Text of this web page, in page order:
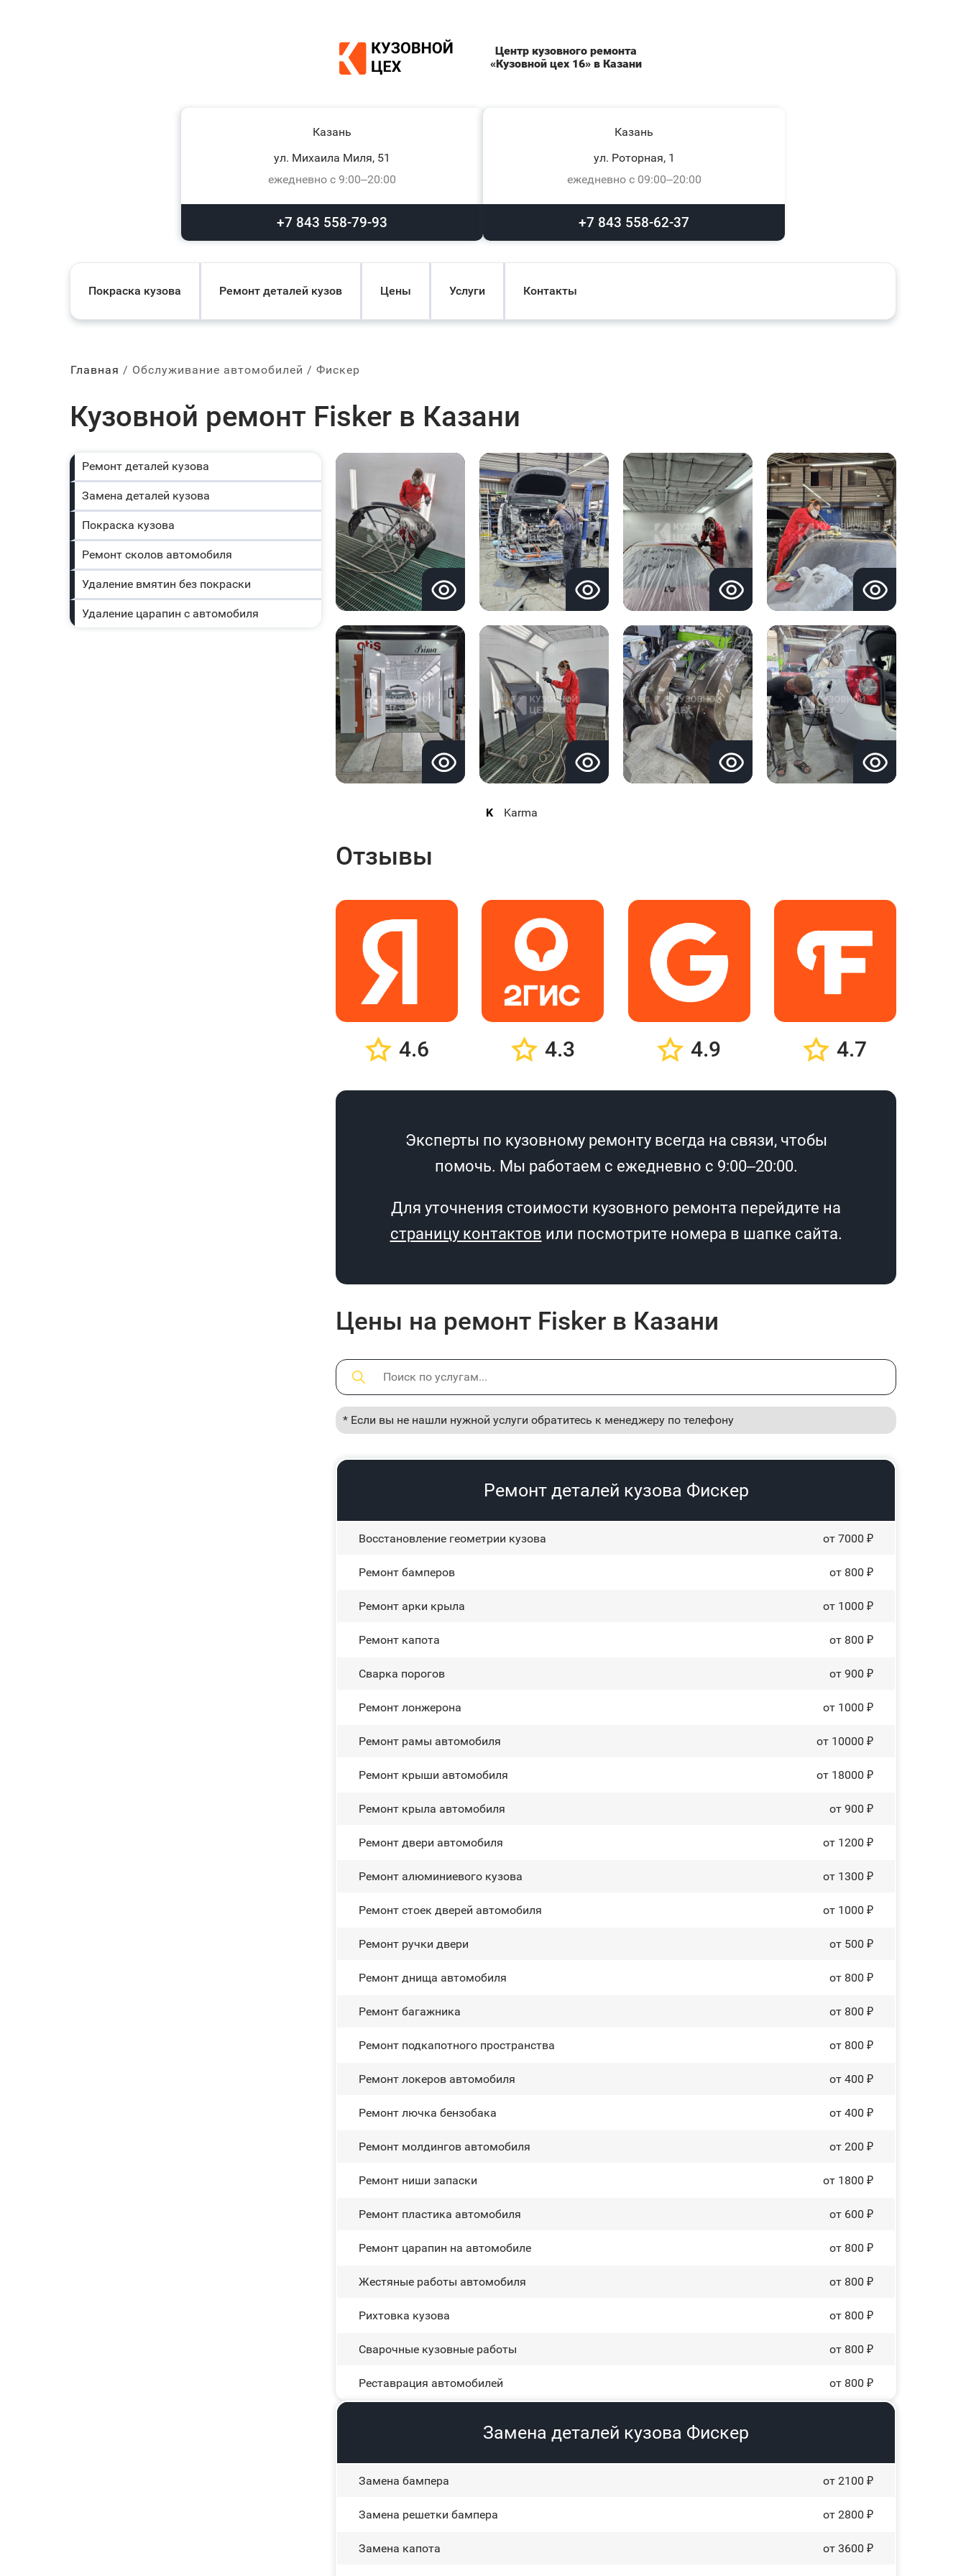
Центр кузовного ремонта
«Кузовной цех 16» в Казани
Казань
ул. Михаила Миля, 51
ежедневно с 9:00–20:00
+7 843 558-79-93
Казань
ул. Роторная, 1
ежедневно с 09:00–20:00
+7 843 558-62-37
Покраска кузова Ремонт деталей кузов Цены Услуги Контакты
Главная Обслуживание автомобилей Фискер
Кузовной ремонт Fisker в Казани
K Karma
Отзывы
4.6 4.3 4.9 4.7
Эксперты по кузовному ремонту всегда на связи, чтобы
помочь. Мы работаем с ежедневно с 9:00–20:00.
Для уточнения стоимости кузовного ремонта перейдите на
страницу контактов или посмотрите номера в шапке сайта.
Цены на ремонт Fisker в Казани
* Если вы не нашли нужной услуги обратитесь к менеджеру по телефону
Ремонт деталей кузова Фискер
Восстановление геометрии кузова от 7000 ₽
Ремонт бамперов от 800 ₽
Ремонт арки крыла от 1000 ₽
Ремонт капота от 800 ₽
Сварка порогов от 900 ₽
Ремонт лонжерона от 1000 ₽
Ремонт рамы автомобиля от 10000 ₽
Ремонт крыши автомобиля от 18000 ₽
Ремонт крыла автомобиля от 900 ₽
Ремонт двери автомобиля от 1200 ₽
Ремонт алюминиевого кузова от 1300 ₽
Ремонт стоек дверей автомобиля от 1000 ₽
Ремонт ручки двери от 500 ₽
Ремонт днища автомобиля от 800 ₽
Ремонт багажника от 800 ₽
Ремонт подкапотного пространства от 800 ₽
Ремонт лoĸepoв автомобиля от 400 ₽
Ремонт лючка бензобака от 400 ₽
Ремонт молдингов автомобиля от 200 ₽
Ремонт ниши запаски от 1800 ₽
Ремонт пластика автомобиля от 600 ₽
Ремонт царапин на автомобиле от 800 ₽
Жестяные работы автомобиля от 800 ₽
Рихтовка кузова от 800 ₽
Сварочные кузовные работы от 800 ₽
Реставрация автомобилей от 800 ₽
Замена деталей кузова Фискер
Замена бампера от 2100 ₽
Замена решетки бампера от 2800 ₽
Замена капота от 3600 ₽
Ремонт деталей кузова
Замена деталей кузова
Покраска кузова
Ремонт сколов автомобиля
Удаление вмятин без покраски
Удаление царапин с автомобиля